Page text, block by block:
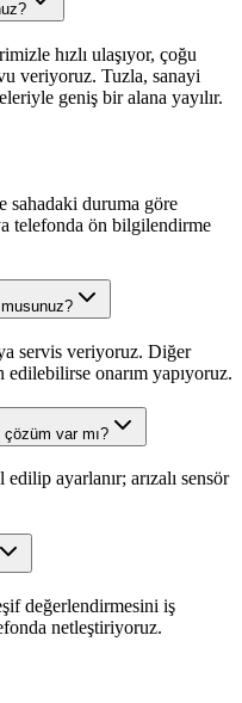
hızlı ulaşıyor, çoğu
veriyoruz. Tuzla, sanayi
geniş bir alana yayılır.
sahadaki duruma göre
telefonda ön bilgilendirme
servis veriyoruz. Diğer
onarım yapıyoruz.
çözüm var mı?
ayarlanır; arızalı sensör
değerlendirmesini iş
netleştiriyoruz.